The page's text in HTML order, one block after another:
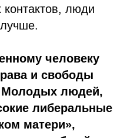
люди
человеку
и свободы
Молодых людей,
либеральные
матери»,